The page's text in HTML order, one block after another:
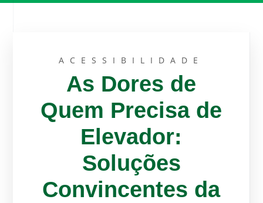
ACESSIBILIDADE
As Dores de
Quem Precisa de
Elevador:
Soluções
Convincentes da